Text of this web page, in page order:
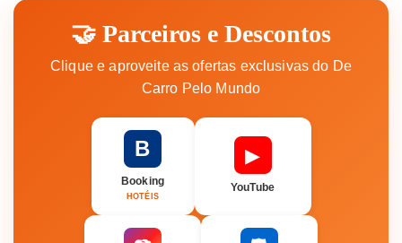
🤝 Parceiros e Descontos
Clique e aproveite as ofertas exclusivas do De
Carro Pelo Mundo
B
Booking
HOTÉIS
▶
YouTube